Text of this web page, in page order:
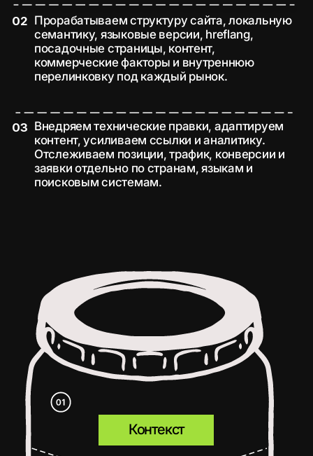
Наши клиенты
SEO КАК КАНАЛ ВЫХОДА
НА НОВЫЕ РЫНКИ
Почему нам
доверяют
международное
SEO для
компаний из
Узбекистана